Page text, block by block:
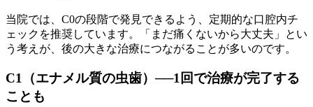
当院では、C0の段階で発見できるよう、定期的な口腔内チ
ェックを推奨しています。「まだ痛くないから大丈夫」とい
う考えが、後の大きな治療につながることが多いのです。
C1（エナメル質の虫歯）──1回で治療が完了する
ことも